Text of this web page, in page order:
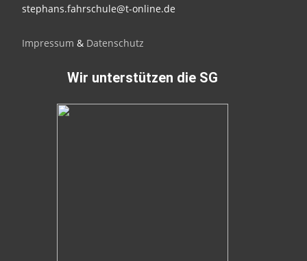
stephans.fahrschule@t-online.de
Impressum & Datenschutz
Wir unterstützen die SG